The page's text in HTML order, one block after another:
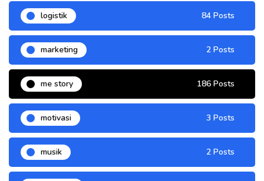
logistik 84 Posts
marketing 2 Posts
me story 186 Posts
motivasi 3 Posts
musik 2 Posts